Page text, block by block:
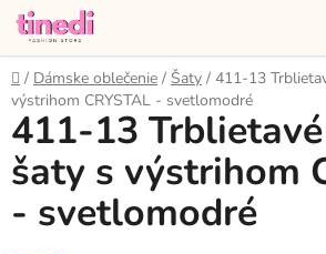
Prejsť
obsah
Domov
/ Dámske oblečenie / Šaty / 411-13
výstrihom CRYSTAL - svetlomodré
411-13
šaty s výstrihom
- svetlomodré